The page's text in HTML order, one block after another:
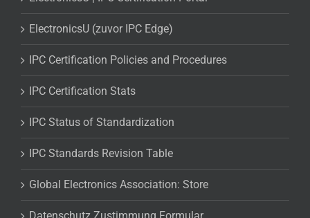
ElectronicsU (zuvor IPC Edge)
IPC Certification Policies and Procedures
IPC Certification Stats
IPC Status of Standardization
IPC Standards Revision Table
Global Electronics Association: Store